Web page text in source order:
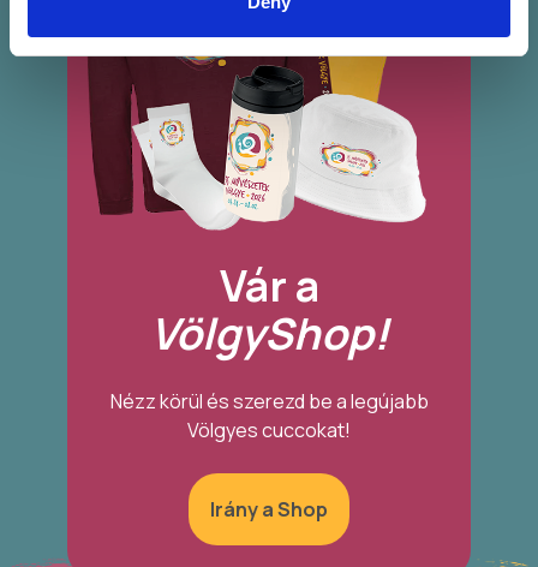
Vár a
VölgyShop!
Nézz körül és szerezd be a legújabb
Völgyes cuccokat!
Irány a Shop